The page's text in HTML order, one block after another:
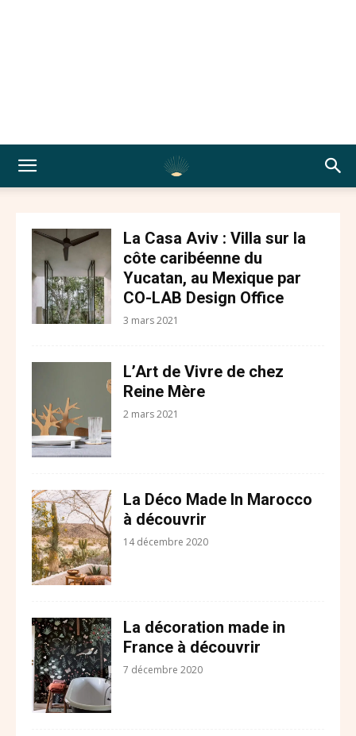
La Casa Aviv : Villa sur la
côte caribéenne du
Yucatan, au Mexique par
CO-LAB Design Office
3 mars 2021
L’Art de Vivre de chez
Reine Mère
2 mars 2021
La Déco Made In Marocco
à découvrir
14 décembre 2020
La décoration made in
France à découvrir
7 décembre 2020